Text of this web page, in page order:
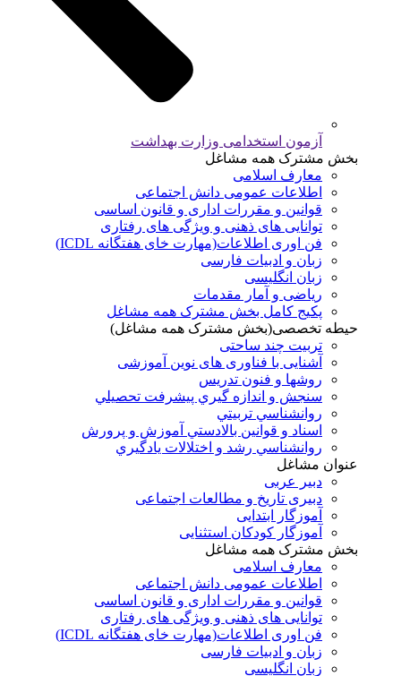
آزمون استخدامی وزارت بهداشت
بخش مشترک همه مشاغل
معارف اسلامی
اطلاعات عمومی دانش اجتماعی
قوانین و مقررات اداری و قانون اساسی
توانایی های ذهنی و ویژگی های رفتاری
فن اوری اطلاعات(مهارت خای هفتگانه ICDL)
زبان و ادبیات فارسی
زبان انگلیسی
ریاضی و آمار مقدمات
پکیج کامل بخش مشترک همه مشاغل
حیطه تخصصی(بخش مشترک همه مشاغل)
تربیت چند ساحتی
آشنایی با فناوری های نوین آموزشی
روشها و فنون تدريس
سنجش و اندازه گيري پيشرفت تحصيلي
روانشناسي تربيتي
اسناد و قوانين بالادستي آموزش و پرورش
روانشناسي رشد و اختلالات يادگيري
عنوان مشاغل
دبير عربی
دبیری تاریخ و مطالعات اجتماعی
آموزگار ابتدایی
آموزگار کودکان استثنایی
بخش مشترک همه مشاغل
معارف اسلامی
اطلاعات عمومی دانش اجتماعی
قوانین و مقررات اداری و قانون اساسی
توانایی های ذهنی و ویژگی های رفتاری
فن اوری اطلاعات(مهارت خای هفتگانه ICDL)
زبان و ادبیات فارسی
زبان انگلیسی